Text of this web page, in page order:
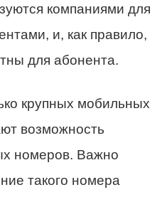
компаниями для
и, как правило,
для абонента.
крупных мобильных
возможность
номеров. Важно
такого номера